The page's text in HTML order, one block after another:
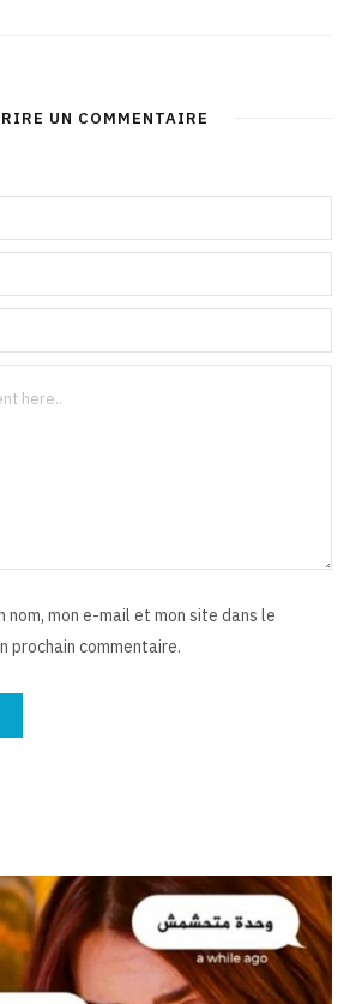
UN COMMENTAIRE
nom, mon e-mail et mon site dans le
prochain commentaire.